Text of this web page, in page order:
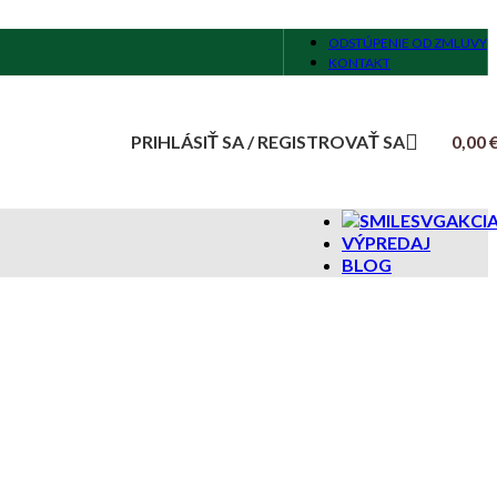
ODSTÚPENIE OD ZMLUVY
KONTAKT
PRIHLÁSIŤ SA / REGISTROVAŤ SA 0,00
VÝPREDAJ
BLOG